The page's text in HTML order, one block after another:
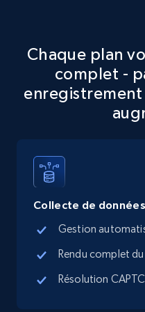
Google Maps full
Place id, URL,
Address, Description,
13.3K+
Google Maps full
Place id, URL, Country,
Address, Description,
Chaque plan
complet -
enregistrement
Collecte de données
Gestion
Rendu complet
Résolution